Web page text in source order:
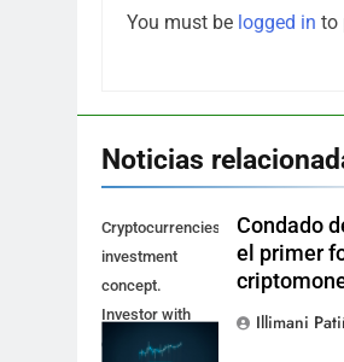
You must be logged in to
Noticias
Cryptocurrencies
investment
concept.
Investor with
digital tablet and
Condado
el primer
Illimani